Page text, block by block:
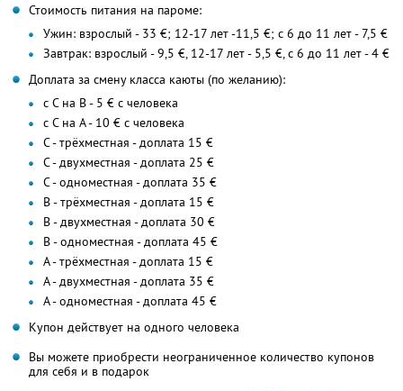
Стоимость питания на пароме:
Ужин: взрослый - 33 €; 12-17 лет -11,5 €; с 6 до 11 лет - 7,5 €
Завтрак: взрослый - 9,5 €, 12-17 лет - 5,5 €, с 6 до 11 лет - 4 €
Доплата за смену класса каюты (по желанию):
с С на В - 5 € с человека
с С на А - 10 € с человека
C - трёхместная - доплата 15 €
C - двухместная - доплата 25 €
C - одноместная - доплата 35 €
В - трёхместная - доплата 15 €
В - двухместная - доплата 30 €
В - одноместная - доплата 45 €
A - трёхместная - доплата 15 €
A - двухместная - доплата 35 €
A - одноместная - доплата 45 €
Купон действует на одного человека
Вы можете приобрести неограниченное количество купонов
для себя и в подарок